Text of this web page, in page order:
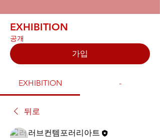
EXHIBITION
공개
가입
EXHIBITION -
뒤로
러브컨템포러리아트